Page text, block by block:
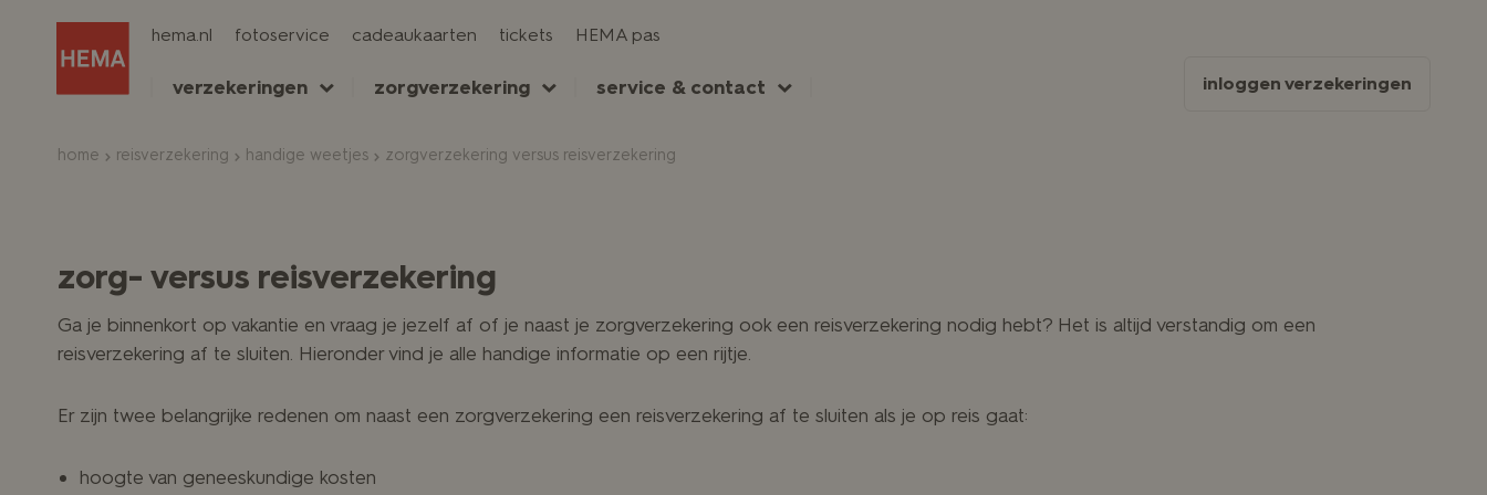
hema.nl fotoservice cadeaukaarten tickets HEMA pas
verzekeringen zorgverzekering service & contact inloggen verzekeringen
home reisverzekering handige weetjes zorgverzekering versus reisverzekering
zorg- versus reisverzekering
Ga je binnenkort op vakantie en vraag je jezelf af of je naast je zorgverzekering ook een reisverzekering nodig hebt? Het is altijd verstandig om een
reisverzekering af te sluiten. Hieronder vind je alle handige informatie op een rijtje.
Er zijn twee belangrijke redenen om naast een zorgverzekering een reisverzekering af te sluiten als je op reis gaat:
hoogte van geneeskundige kosten